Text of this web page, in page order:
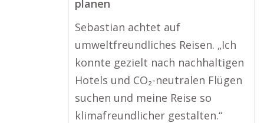
planen
Sebastian achtet auf
umweltfreundliches Reisen. „Ich
konnte gezielt nach nachhaltigen
Hotels und CO₂-neutralen Flügen
suchen und meine Reise so
klimafreundlicher gestalten.“